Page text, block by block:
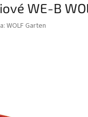
WE-B
WOLF Garten